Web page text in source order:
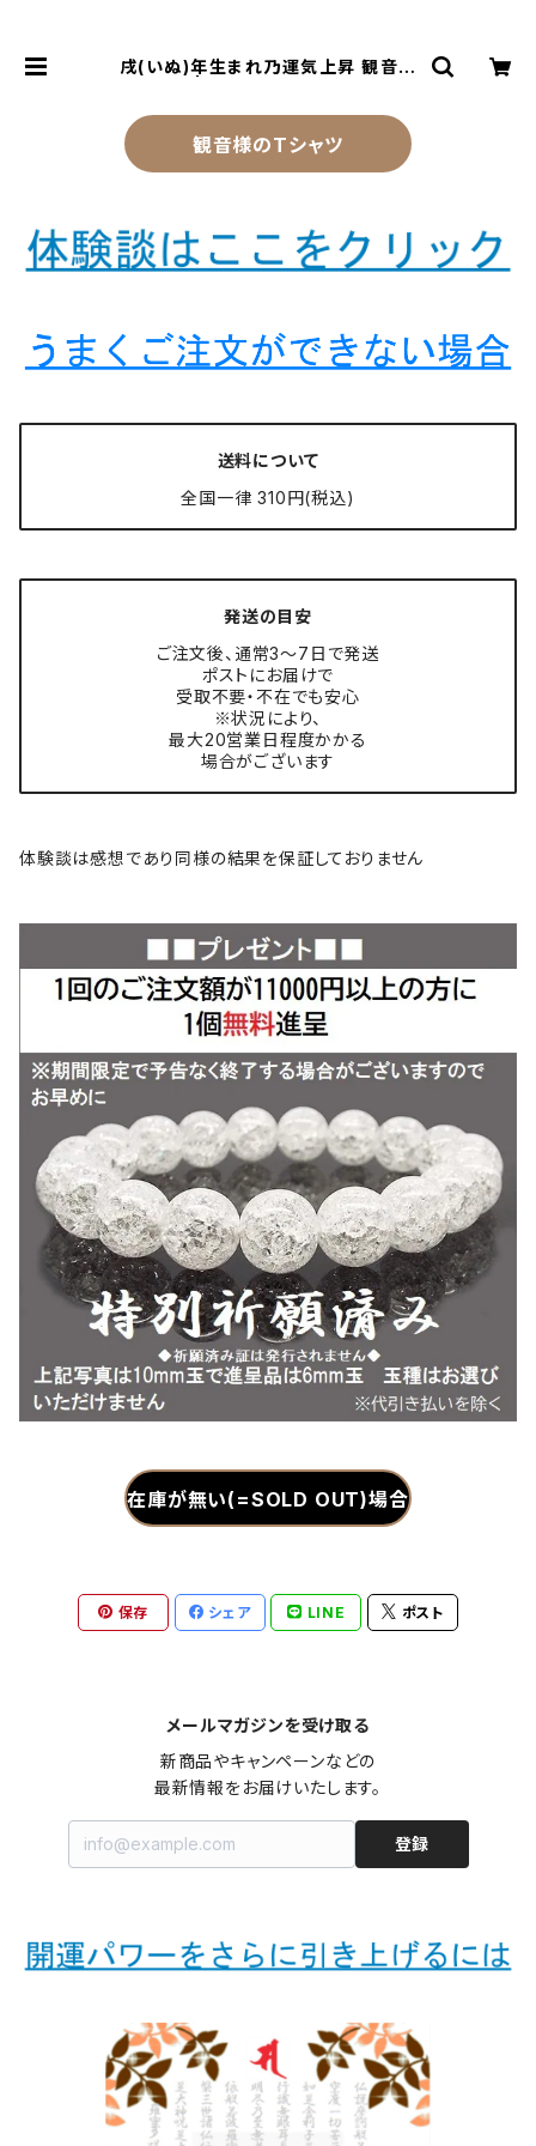
戌(いぬ)年生まれ乃運気上昇 観音様
観音様のTシャツ
送料について
全国一律 310円(税込)
発送の目安
ご注文後、通常3〜7日で発送
ポストにお届けで
受取不要・不在でも安心
※状況により、
最大20営業日程度かかる
場合がございます
体験談は感想であり同様の結果を保証しておりません
在庫が無い(=SOLD OUT)場合
保存 シェア LINE ポスト
メールマガジンを受け取る
新商品やキャンペーンなどの
最新情報をお届けいたします。
登録